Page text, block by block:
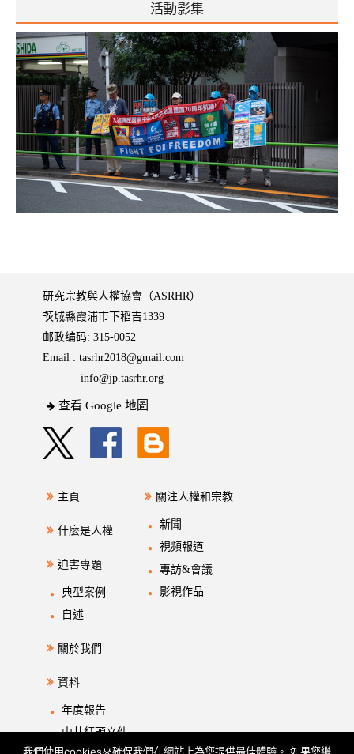
活動影集
研究宗教與人權協會（ASRHR）
茨城縣霞浦市下稻吉1339
邮政编码: 315-0052
Email : tasrhr2018@gmail.com
info@jp.tasrhr.org
查看 Google 地圖
主頁
什麼是人權
迫害專題
典型案例
自述
關注人權和宗教
新聞
視頻報道
專訪&會議
影視作品
關於我們
資料
年度報告
中共紅頭文件